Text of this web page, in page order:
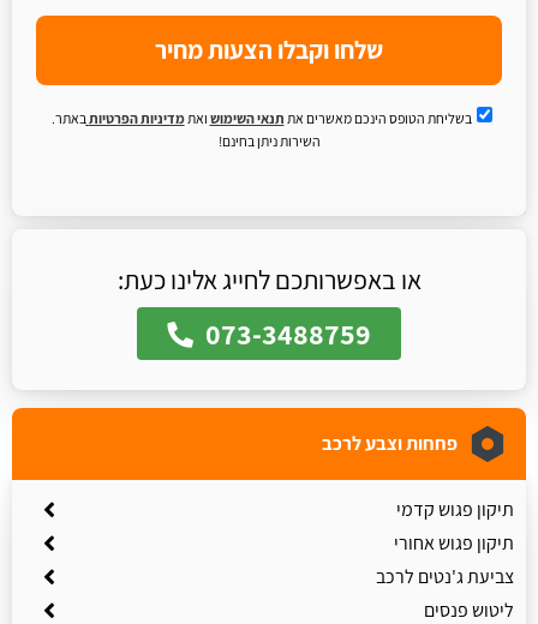
שלחו וקבלו הצעות מחיר
בשליחת הטופס הינכם מאשרים את תנאי השימוש ואתמדיניות הפרטיות באתר.
השירות ניתן בחינם!
או באפשרותכם לחייג אלינו כעת:
073-3488759
פחחות וצבע לרכב
תיקון פגוש קדמי
תיקון פגוש אחורי
צביעת ג'נטים לרכב
ליטוש פנסים